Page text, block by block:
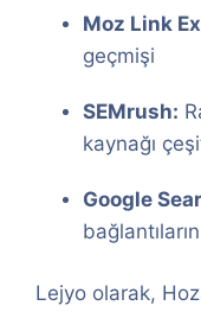
Moz Link
geçmişi
SEMrush:
kaynağı
Google
Lejyo olarak,